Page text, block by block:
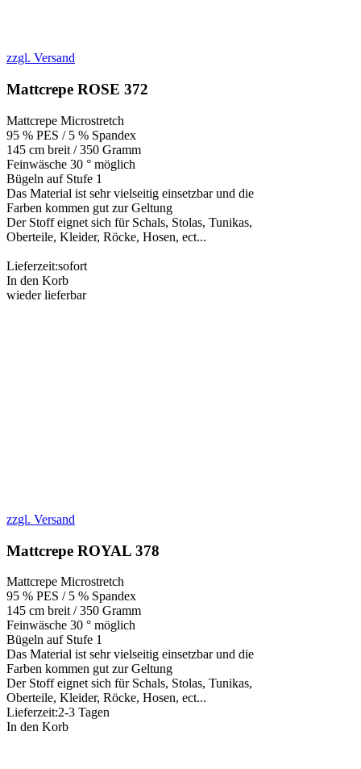
zzgl. Versand
Mattcrepe ROSE 372
Mattcrepe Microstretch
95 % PES / 5 % Spandex
145 cm breit / 350 Gramm
Feinwäsche 30 ° möglich
Bügeln auf Stufe 1
Das Material ist sehr vielseitig einsetzbar und die
Farben kommen gut zur Geltung
Der Stoff eignet sich für Schals, Stolas, Tunikas,
Oberteile, Kleider, Röcke, Hosen, ect...
Lieferzeit:sofort
In den Korb
wieder lieferbar
zzgl. Versand
Mattcrepe ROYAL 378
Mattcrepe Microstretch
95 % PES / 5 % Spandex
145 cm breit / 350 Gramm
Feinwäsche 30 ° möglich
Bügeln auf Stufe 1
Das Material ist sehr vielseitig einsetzbar und die
Farben kommen gut zur Geltung
Der Stoff eignet sich für Schals, Stolas, Tunikas,
Oberteile, Kleider, Röcke, Hosen, ect...
Lieferzeit:2-3 Tagen
In den Korb